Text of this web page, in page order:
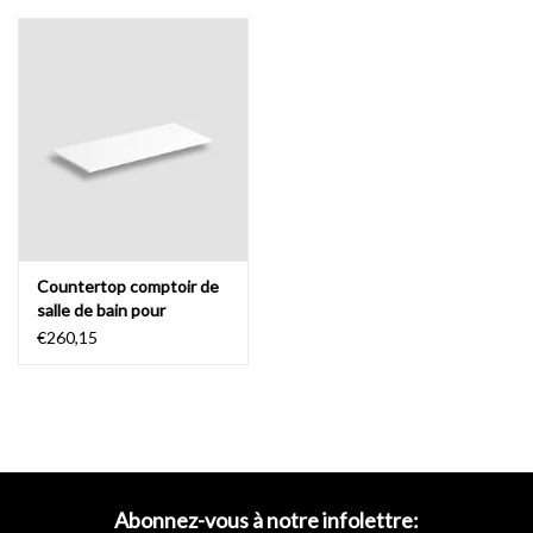
Countertop comptoir de
salle de bain pour
commode Hammock 110
€260,15
Abonnez-vous à notre infolettre: